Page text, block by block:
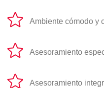
Ambiente cómodo y
Asesoramiento
Asesoramiento